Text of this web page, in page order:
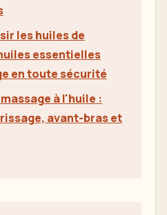
les huiles de
essentielles
en toute sécurité
à l'huile :
avant-bras et